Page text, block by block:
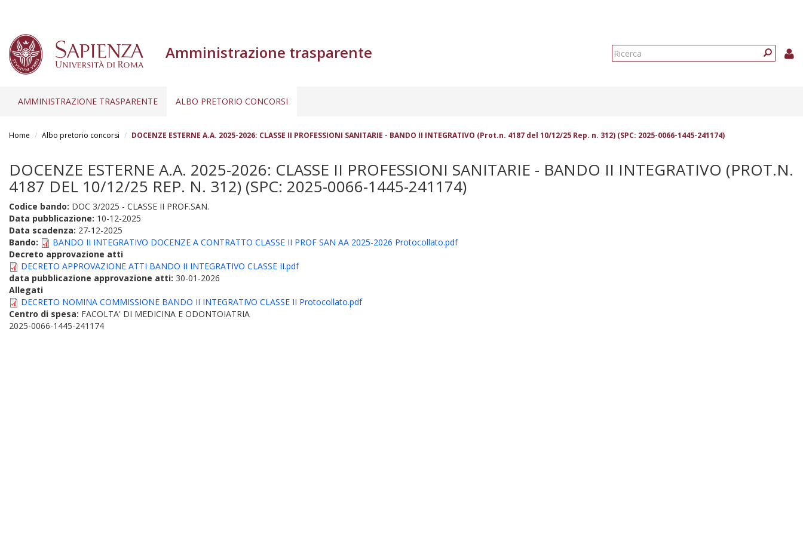
Amministrazione trasparente
Form
AMMINISTRAZIONE TRASPARENTE ALBO PRETORIO CONCORSI
Home Albo pretorio concorsi DOCENZE ESTERNE A.A. 2025-2026: CLASSE II PROFESSIONI SANITARIE - BANDO II INTEGRATIVO (Prot.n. 4187 del 10/12/25 Rep. n. 312) (SPC: 2025-0066-1445-241174)
DOCENZE ESTERNE A.A. 2025-2026: CLASSE II PROFESSIONI SANITARIE - BANDO II INTEGRATIVO (PROT.N.
4187 DEL 10/12/25 REP. N. 312) (SPC: 2025-0066-1445-241174)
Codice bando: DOC 3/2025 - CLASSE II PROF.SAN.
Data pubblicazione: 10-12-2025
Data scadenza: 27-12-2025
Bando:
BANDO II INTEGRATIVO DOCENZE A CONTRATTO CLASSE II PROF SAN AA 2025-2026 Protocollato.pdf
Decreto approvazione atti
DECRETO APPROVAZIONE ATTI BANDO II INTEGRATIVO CLASSE II.pdf
data pubblicazione approvazione atti: 30-01-2026
Allegati
DECRETO NOMINA COMMISSIONE BANDO II INTEGRATIVO CLASSE II Protocollato.pdf
Centro di spesa: FACOLTA' DI MEDICINA E ODONTOIATRIA
2025-0066-1445-241174